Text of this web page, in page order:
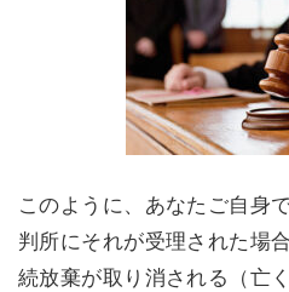
このように、あなたご自身
判所にそれが受理された場
続放棄が取り消される（亡